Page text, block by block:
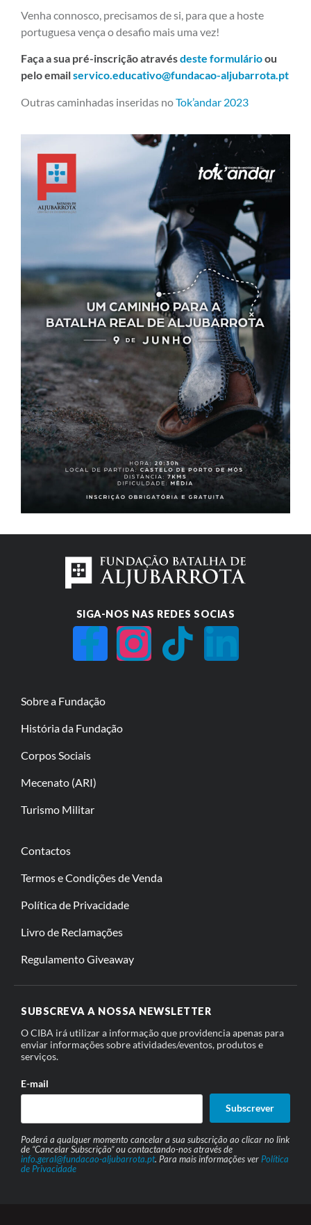
Venha connosco, precisamos de si, para que a hoste
portuguesa vença o desafio mais uma vez!
Faça a sua pré-inscrição atravésdeste formulárioou
pelo emailservico.educativo@fundacao-aljubarrota.pt
Outras caminhadas inseridas noTok’andar 2023
SIGA-NOS NAS REDES SOCIAS
Sobre a Fundação
História da Fundação
Corpos Sociais
Mecenato (ARI)
Turismo Militar
Contactos
Termos e Condições de Venda
Política de Privacidade
Livro de Reclamações
Regulamento Giveaway
SUBSCREVA A NOSSA NEWSLETTER
O CIBA irá utilizar a informação que providencia apenas para
enviar informações sobre atividades/eventos, produtos e
serviços.
E-mail
Subscrever
Poderá a qualquer momento cancelar a sua subscrição ao clicar no link
de “Cancelar Subscrição” ou contactando-nos através de
info.geral@fundacao-aljubarrota.pt. Para mais informações ver Política
de Privacidade